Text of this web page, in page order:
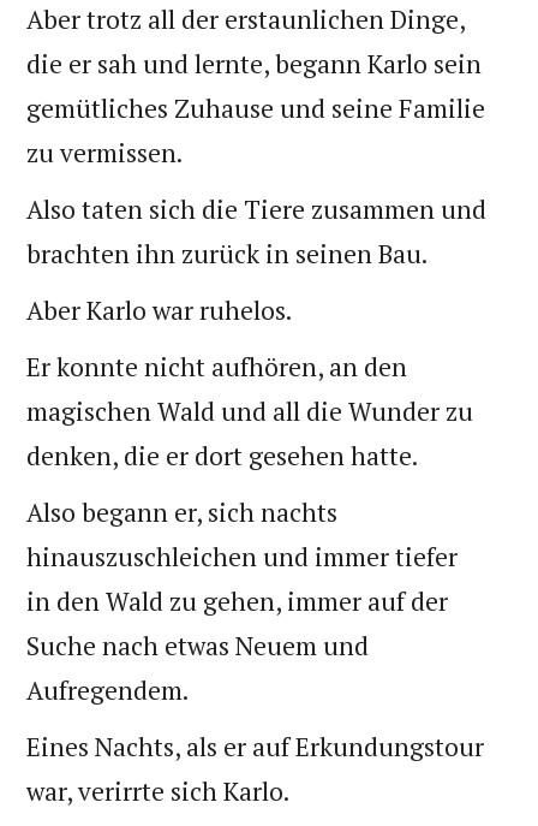
Aber trotz all der erstaunlichen Dinge,
die er sah und lernte, begann Karlo sein
gemütliches Zuhause und seine Familie
zu vermissen.
Also taten sich die Tiere zusammen und
brachten ihn zurück in seinen Bau.
Aber Karlo war ruhelos.
Er konnte nicht aufhören, an den
magischen Wald und all die Wunder zu
denken, die er dort gesehen hatte.
Also begann er, sich nachts
hinauszuschleichen und immer tiefer
in den Wald zu gehen, immer auf der
Suche nach etwas Neuem und
Aufregendem.
Eines Nachts, als er auf Erkundungstour
war, verirrte sich Karlo.